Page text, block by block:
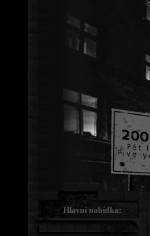
Hlavní nabídka: